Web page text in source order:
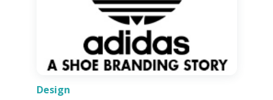
Design